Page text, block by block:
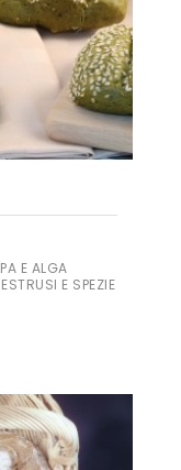
E ALGA
E SPEZIE